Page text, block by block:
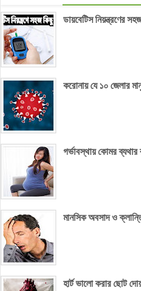
ডায়বেটিস নিয়ন্ত্রণের
করোনায় যে ১০ জেলার
গর্ভাবস্থায় কোমর
মানসিক অবসাদ ও
হার্ট ভালো করার ছোট